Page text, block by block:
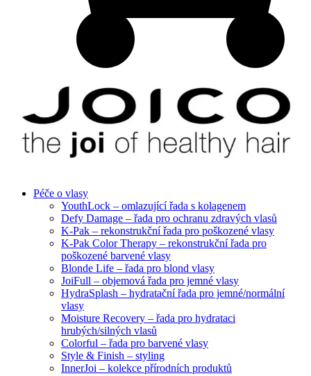
Péče o vlasy
YouthLock – omlazující řada s kolagenem
Defy Damage – řada pro ochranu zdravých vlasů
K-Pak – rekonstrukční řada pro poškozené vlasy
K-Pak Color Therapy – rekonstrukční řada pro
poškozené barvené vlasy
Blonde Life – řada pro blond vlasy
JoiFull – objemová řada pro jemné vlasy
HydraSplash – hydratační řada pro jemné/normální
vlasy
Moisture Recovery – řada pro hydrataci
hrubých/silných vlasů
Colorful – řada pro barvené vlasy
Style & Finish – styling
InnerJoi – kolekce přírodních produktů